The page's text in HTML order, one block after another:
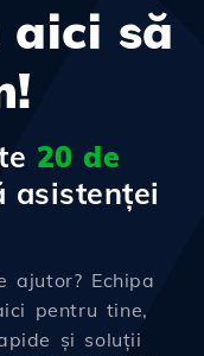
aici să
20 de
asistenței
ajutor? Echipa
pentru tine,
și soluții